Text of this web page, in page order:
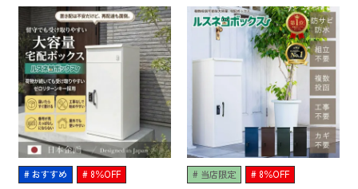
おすすめ 8％OFF 当店限定 8％OFF